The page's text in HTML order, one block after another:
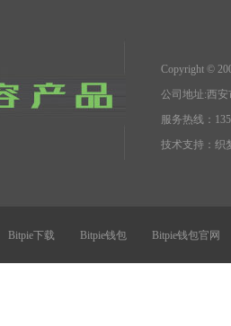
Copyright ©
公司地址:西
服务热线：
技术支持： 织
Bitpie下载 Bitpie钱包 Bitpie钱包官网